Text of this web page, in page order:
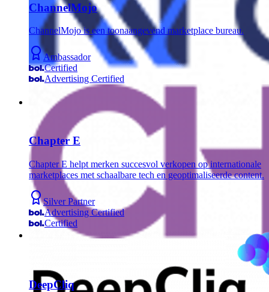
ChannelMojo
ChannelMojo is een toonaangevend marketplace bureau.
Ambassador
Certified
Advertising Certified
Chapter E
Chapter E helpt merken succesvol verkopen op internationale
marketplaces met schaalbare tech en geoptimaliseerde content.
Silver Partner
Advertising Certified
Certified
DeepCliq